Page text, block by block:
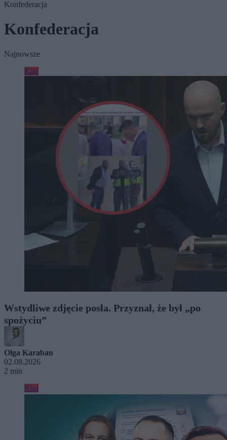
Konfederacja
Konfederacja
Najnowsze
Kraj
Wstydliwe zdjęcie posła. Przyznał, że był „po
spożyciu”
Olga Karaban
02.08.2026
2 min
Kraj